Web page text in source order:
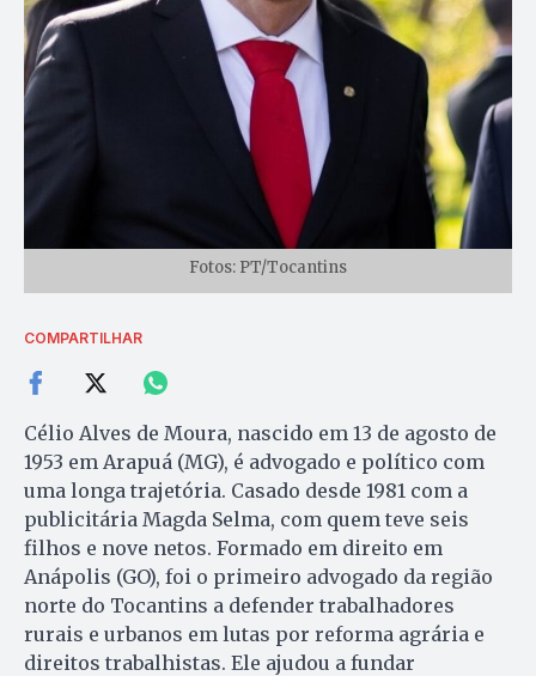
Fotos: PT/Tocantins
COMPARTILHAR
Célio Alves de Moura, nascido em 13 de agosto de
1953 em Arapuá (MG), é advogado e político com
uma longa trajetória. Casado desde 1981 com a
publicitária Magda Selma, com quem teve seis
filhos e nove netos. Formado em direito em
Anápolis (GO), foi o primeiro advogado da região
norte do Tocantins a defender trabalhadores
rurais e urbanos em lutas por reforma agrária e
direitos trabalhistas. Ele ajudou a fundar